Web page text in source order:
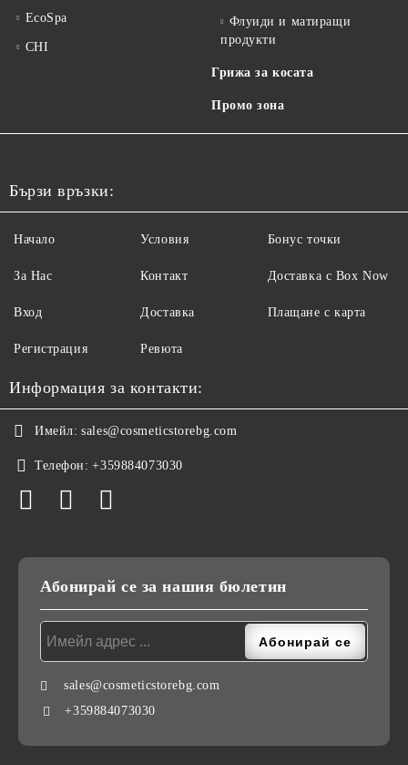
EcoSpa
CHI
Флуиди и матиращи
продукти
Грижа за косата
Промо зона
Бързи връзки:
Начало
За Нас
Вход
Регистрация
Условия
Контакт
Доставка
Ревюта
Бонус точки
Доставка с Box Now
Плащане с карта
Информация за контакти:
Имейл: sales@cosmeticstorebg.com
Телефон: +359884073030
Абонирай се за нашия бюлетин
sales@cosmeticstorebg.com
+359884073030